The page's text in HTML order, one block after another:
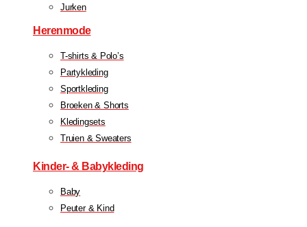
Jurken
Herenmode
T-shirts & Polo’s
Partykleding
Sportkleding
Broeken & Shorts
Kledingsets
Truien & Sweaters
Kinder- & Babykleding
Baby
Peuter & Kind